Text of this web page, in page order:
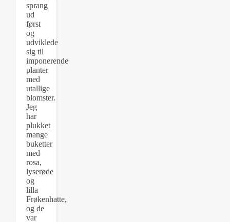
sprang
ud
først
og
udviklede
sig til
imponerende
planter
med
utallige
blomster.
Jeg
har
plukket
mange
buketter
med
rosa,
lyserøde
og
lilla
Frøkenhatte,
og de
var